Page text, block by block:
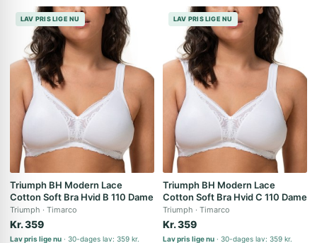
LAV PRIS LIGE NU
Triumph BH Modern Lace
Cotton Soft Bra Hvid B 110 Dame
Triumph Timarco
Kr. 359
Lav pris lige nu 30-dages lav: 359 kr.
LAV PRIS LIGE NU
Triumph BH Modern Lace
Cotton Soft Bra Hvid C 110 Dame
Triumph Timarco
Kr. 359
Lav pris lige nu 30-dages lav: 359 kr.